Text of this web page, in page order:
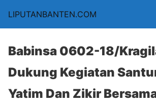
LIPUTANBANTEN.COM
Babinsa 0602-18/
Dukung Kegiatan
Yatim Dan Zikir